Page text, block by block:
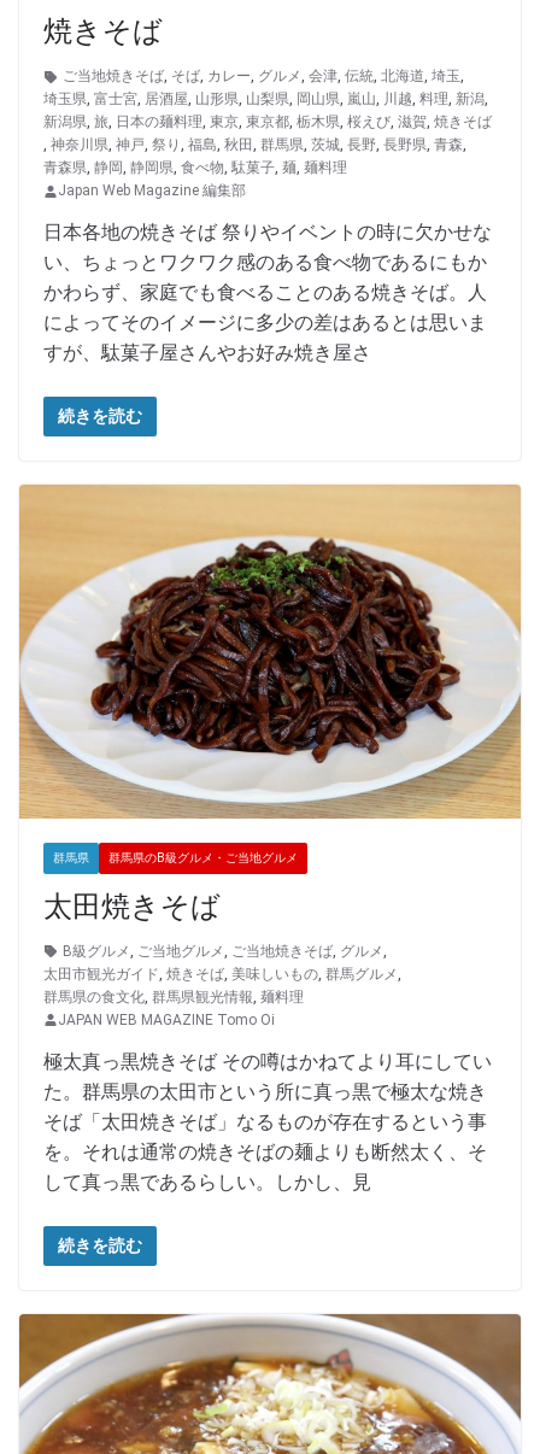
焼きそば
ご当地焼きそば, そば, カレー, グルメ, 会津, 伝統, 北海道, 埼玉,
埼玉県, 富士宮, 居酒屋, 山形県, 山梨県, 岡山県, 嵐山, 川越, 料理, 新潟,
新潟県, 旅, 日本の麺料理, 東京, 東京都, 栃木県, 桜えび, 滋賀, 焼きそば
, 神奈川県, 神戸, 祭り , 福島, 秋田, 群馬県, 茨城, 長野, 長野県, 青森,
青森県, 静岡, 静岡県, 食べ物, 駄菓子, 麺, 麺料理
Japan Web Magazine 編集部
日本各地の焼きそば 祭りやイベントの時に欠かせな
い、ちょっとワクワク感のある食べ物であるにもか
かわらず、家庭でも食べることのある焼きそば。人
によってそのイメージに多少の差はあるとは思いま
すが、駄菓子屋さんやお好み焼き屋さ
続きを読む
群馬県 群馬県のB級グルメ・ご当地グルメ
太田焼きそば
B級グルメ, ご当地グルメ, ご当地焼きそば, グルメ,
太田市観光ガイド, 焼きそば, 美味しいもの, 群馬グルメ,
群馬県の食文化, 群馬県観光情報, 麺料理
JAPAN WEB MAGAZINE Tomo Oi
極太真っ黒焼きそば その噂はかねてより耳にしてい
た。群馬県の太田市という所に真っ黒で極太な焼き
そば「太田焼きそば」なるものが存在するという事
を。それは通常の焼きそばの麺よりも断然太く、そ
して真っ黒であるらしい。しかし、見
続きを読む